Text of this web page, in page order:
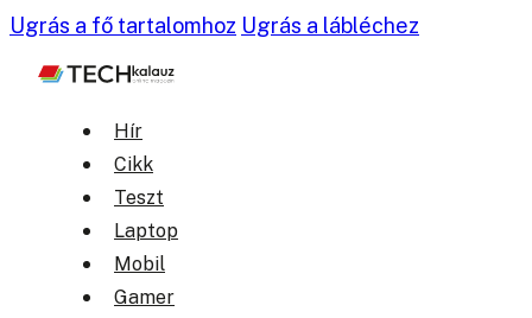
Ugrás a fő tartalomhoz Ugrás a lábléchez
Hír
Cikk
Teszt
Laptop
Mobil
Gamer